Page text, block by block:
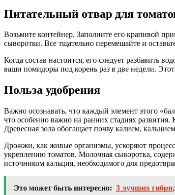
Питательный отвар для
Возьмите контейнер. Заполните его крапивой
сыворотки. Все тщательно перемешайте и
Когда состав настоится, его следует разбавить
ваши помидоры под корень раз в две недели.
Польза удобрения
Важно осознавать, что каждый элемент этого
что особенно важно на ранних стадиях
Древесная зола обогащает почву калием,
Дрожжи, как живые организмы, ускоряют
укреплению томатов. Молочная сыворотка,
источником кальция, необходимого для
Это может быть интересно: 3 лучших